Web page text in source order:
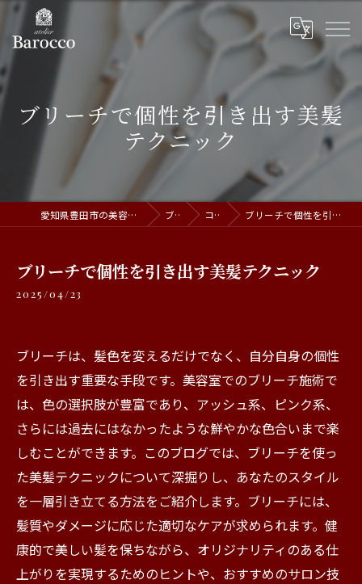
ブリーチで個性を引き出す美髪
テクニック
愛知県豊田市の美容室ならatelier Barocco ブログ コラム ブリーチで個性を引き出す美髪テクニック
ブリーチで個性を引き出す美髪テクニック
2025/04/23
ブリーチは、髪色を変えるだけでなく、自分自身の個性
を引き出す重要な手段です。美容室でのブリーチ施術で
は、色の選択肢が豊富であり、アッシュ系、ピンク系、
さらには過去にはなかったような鮮やかな色合いまで楽
しむことができます。このブログでは、ブリーチを使っ
た美髪テクニックについて深掘りし、あなたのスタイル
を一層引き立てる方法をご紹介します。ブリーチには、
髪質やダメージに応じた適切なケアが求められます。健
康的で美しい髪を保ちながら、オリジナリティのある仕
上がりを実現するためのヒントや、おすすめのサロン技